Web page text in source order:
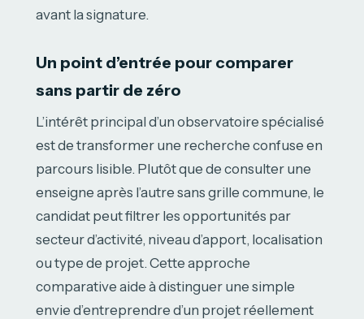
avant la signature.
Un point d’entrée pour comparer
sans partir de zéro
L’intérêt principal d’un observatoire spécialisé
est de transformer une recherche confuse en
parcours lisible. Plutôt que de consulter une
enseigne après l’autre sans grille commune, le
candidat peut filtrer les opportunités par
secteur d’activité, niveau d’apport, localisation
ou type de projet. Cette approche
comparative aide à distinguer une simple
envie d’entreprendre d’un projet réellement